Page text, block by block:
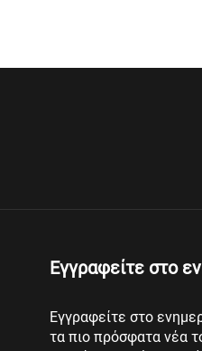
Εγγραφείτε στο
Εγγραφείτε στο
τα πιο πρόσφατα νέα